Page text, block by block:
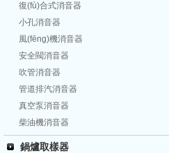
復(fù)合式消音器
小孔消音器
風(fēng)機消音器
安全閥消音器
吹管消音器
管道排汽消音器
真空泵消音器
柴油機消音器
鍋爐取樣器